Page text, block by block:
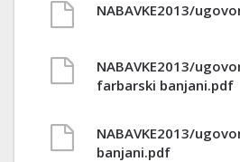
NABAVKE2013/
NABAVKE2013/
farbarski banjani.pdf
NABAVKE2013/
banjani.pdf